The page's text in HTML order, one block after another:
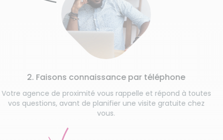
de proximité vous rappelle et répond à toutes
avant de planifier une visite gratuite chez
connaissance par téléphone